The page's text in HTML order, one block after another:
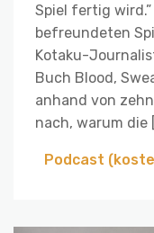
Spiel fertig
befreundeten
Kotaku-
Buch Blood,
anhand von
nach, warum die
Podcast